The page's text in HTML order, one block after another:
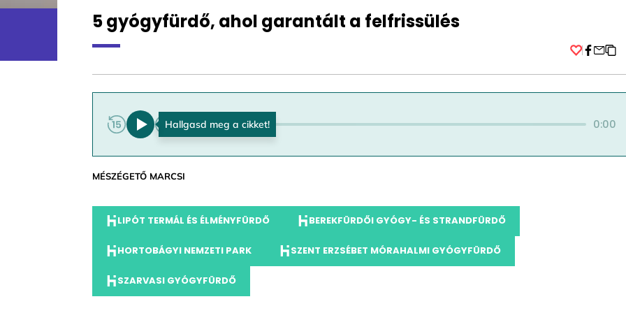
5 gyógyfürdő, ahol garantált a felfrissülés
0:00 0:00
MÉSZÉGETŐ MARCSI
LIPÓT TERMÁL ÉS ÉLMÉNYFÜRDŐ BEREKFÜRDŐI GYÓGY- ÉS STRANDFÜRDŐ
HORTOBÁGYI NEMZETI PARK SZENT ERZSÉBET MÓRAHALMI GYÓGYFÜRDŐ
SZARVASI GYÓGYFÜRDŐ